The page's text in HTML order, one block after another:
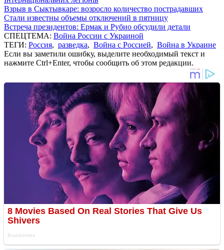
Взрыв в Сыктывкаре: возросло количество пострадавших
Стали известны объемы отключений в пятницу
Встреча президентов: Ермак и Рубио обсудили детали
СПЕЦТЕМА: Война России с Украиной
ТЕГИ: Россия, разведка, Война с Россией, Война в Украине
Если вы заметили ошибку, выделите необходимый текст и
нажмите Ctrl+Enter, чтобы сообщить об этом редакции.